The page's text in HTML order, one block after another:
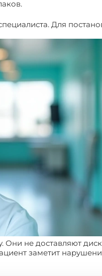
Для
Они не доставляют
заметит